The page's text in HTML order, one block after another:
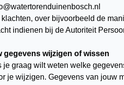
klachten, over bijvoorbeeld de
indienen bij de Autoriteit
gegevens wijzigen of wissen
je graag wilt weten welke
je wijzigen. Gegevens van jouw